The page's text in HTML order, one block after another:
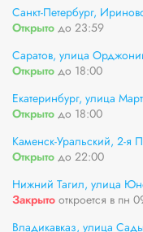
Санкт-Петербург,
Открыто до 23:59
Саратов, улица
Открыто до 18:00
Екатеринбург, улица
Открыто до 18:00
Каменск-Уральский, 2-я
Открыто до 22:00
Нижний Тагил, улица
Закрыто откроется в пн
Владикавказ, улица